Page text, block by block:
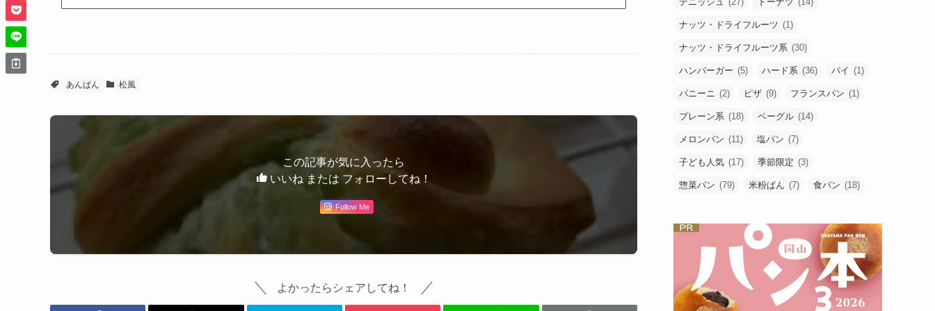
あんぱん 松風
この記事が気に入ったら
いいね または フォローしてね！
Follow Me
よかったらシェアしてね！
ナッツ・ドライフルーツ (1)
ナッツ・ドライフルーツ系 (30)
ハンバーガー (5) ハード系 (36) パイ (1)
パニーニ (2) ピザ (9) フランスパン (1)
プレーン系 (18) ベーグル (14)
メロンパン (11) 塩パン (7)
子ども人気 (17) 季節限定 (3)
惣菜パン (79) 米粉ぱん (7) 食パン (18)